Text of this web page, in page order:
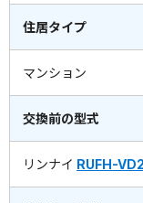
住居タイプ
マンション
交換前の型式
リンナイ RUFH-